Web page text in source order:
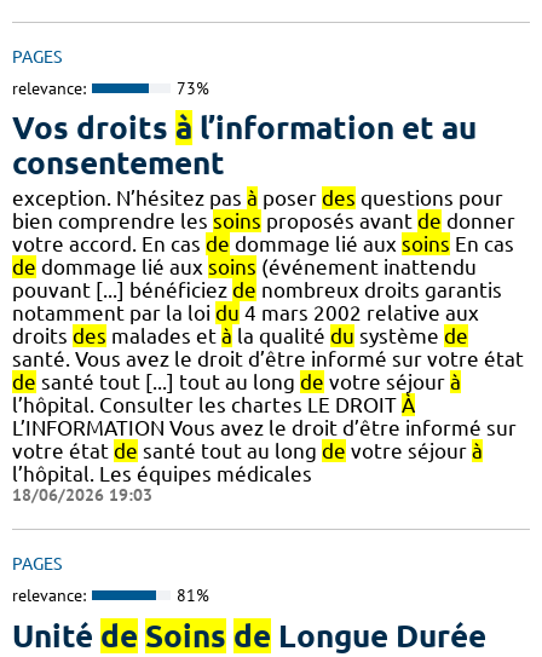
PAGES
relevance: 73%
Vos droits à l’information et au
consentement
exception. N’hésitez pas à poser des questions pour
bien comprendre les soins proposés avant de donner
votre accord. En cas de dommage lié aux soins En cas
de dommage lié aux soins (événement inattendu
pouvant [...] bénéficiez de nombreux droits garantis
notamment par la loi du 4 mars 2002 relative aux
droits des malades et à la qualité du système de
santé. Vous avez le droit d’être informé sur votre état
de santé tout [...] tout au long de votre séjour à
l’hôpital. Consulter les chartes LE DROIT À
L’INFORMATION Vous avez le droit d’être informé sur
votre état de santé tout au long de votre séjour à
l’hôpital. Les équipes médicales
18/06/2026 19:03
PAGES
relevance: 81%
Unité de Soins de Longue Durée